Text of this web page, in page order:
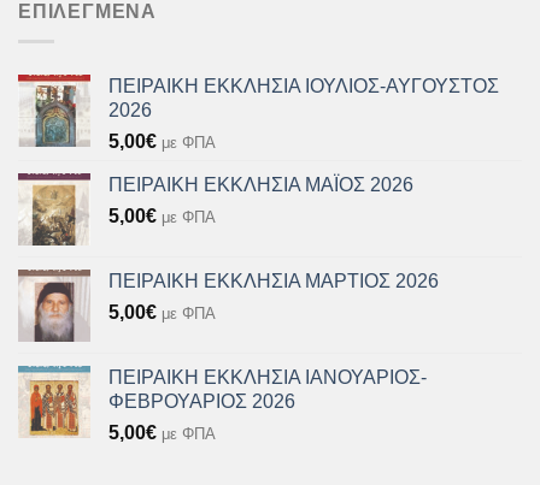
ΕΠΙΛΕΓΜΈΝΑ
ΠΕΙΡΑΙΚΗ ΕΚΚΛΗΣΙΑ ΙΟΥΛΙΟΣ-ΑΥΓΟΥΣΤΟΣ
2026
5,00€ με ΦΠΑ
ΠΕΙΡΑΙΚΗ ΕΚΚΛΗΣΙΑ ΜΑΪΟΣ 2026
5,00€ με ΦΠΑ
ΠΕΙΡΑΙΚΗ ΕΚΚΛΗΣΙΑ ΜΑΡΤΙΟΣ 2026
5,00€ με ΦΠΑ
ΠΕΙΡΑΙΚΗ ΕΚΚΛΗΣΙΑ ΙΑΝΟΥΑΡΙΟΣ-
ΦΕΒΡΟΥΑΡΙΟΣ 2026
5,00€ με ΦΠΑ